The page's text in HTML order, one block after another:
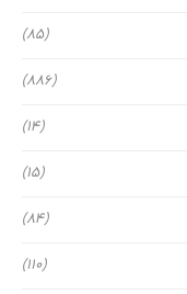
(85)
(886)
(14)
(15)
(84)
(110)